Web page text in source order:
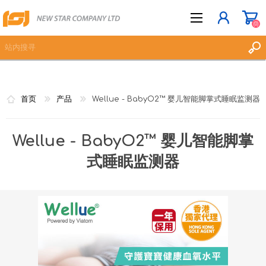
立即登记
(0)
首页 产品 Wellue - BabyO2™ 婴儿智能脚掌式睡眠监测器
Wellue - BabyO2™ 婴儿智能脚掌
式睡眠监测器